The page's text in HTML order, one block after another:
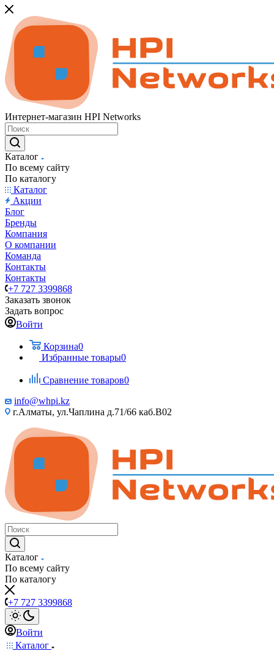
Интернет-магазин HPI Networks
Каталог
По всему сайту
По каталогу
Каталог
Акции
Блог
Бренды
Компания
О компании
Команда
Контакты
Контакты
+7 727 3399868
Заказать звонок
Задать вопрос
Войти
Корзина0
Избранные товары0
Сравнение товаров0
info@whpi.kz
г.Алматы, ул.Чаплина д.71/66 каб.B02
Каталог
По всему сайту
По каталогу
+7 727 3399868
Войти
Каталог